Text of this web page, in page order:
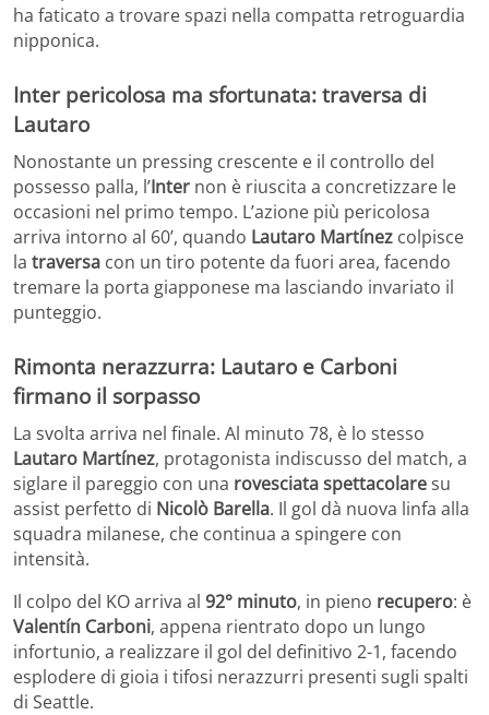
ha faticato a trovare spazi nella compatta retroguardia
nipponica.
Inter pericolosa ma sfortunata: traversa di
Lautaro
Nonostante un pressing crescente e il controllo del
possesso palla, l’Inter non è riuscita a concretizzare le
occasioni nel primo tempo. L’azione più pericolosa
arriva intorno al 60’, quando Lautaro Martínez colpisce
la traversa con un tiro potente da fuori area, facendo
tremare la porta giapponese ma lasciando invariato il
punteggio.
Rimonta nerazzurra: Lautaro e Carboni
firmano il sorpasso
La svolta arriva nel finale. Al minuto 78, è lo stesso
Lautaro Martínez, protagonista indiscusso del match, a
siglare il pareggio con una rovesciata spettacolaresu
assist perfetto di Nicolò Barella. Il gol dà nuova linfa alla
squadra milanese, che continua a spingere con
intensità.
Il colpo del KO arriva al 92° minuto, in pieno recupero: è
Valentín Carboni, appena rientrato dopo un lungo
infortunio, a realizzare il gol del definitivo 2-1, facendo
esplodere di gioia i tifosi nerazzurri presenti sugli spalti
di Seattle.